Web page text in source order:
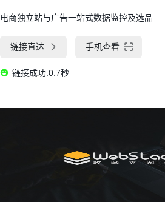
电商独立站与广告一站式数据监控及选品
链接直达 手机查看
链接成功:0.7秒